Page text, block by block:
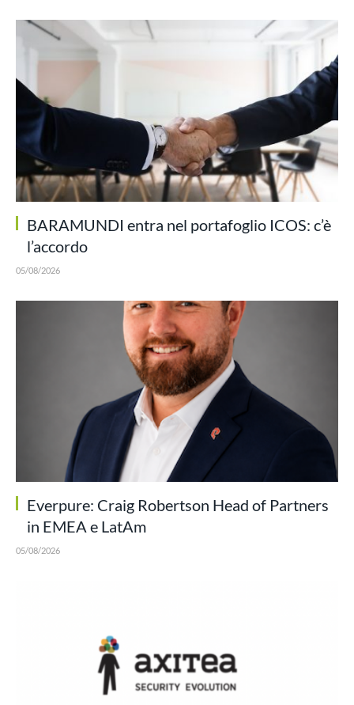
BARAMUNDI entra nel portafoglio ICOS: c’è
l’accordo
05/08/2026
Everpure: Craig Robertson Head of Partners
in EMEA e LatAm
05/08/2026